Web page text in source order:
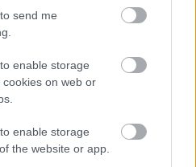
send me
enable storage
on web or
enable storage
the website or app.
az aszfaltozás.
Mit jelent az 5. blokk új
a felülvizsgálat
a Liszt Ferenc repülőtér